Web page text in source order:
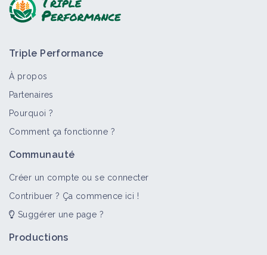
Adventices
Triple Performance
À propos
Partenaires
Pourquoi ?
Comment ça fonctionne ?
Communauté
Créer un compte ou se connecter
Contribuer ? Ça commence ici !
Suggérer une page ?
Productions